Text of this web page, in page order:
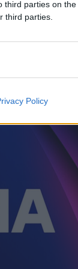
third parties on the
third parties.
Policy
pe site-ul
TRM.